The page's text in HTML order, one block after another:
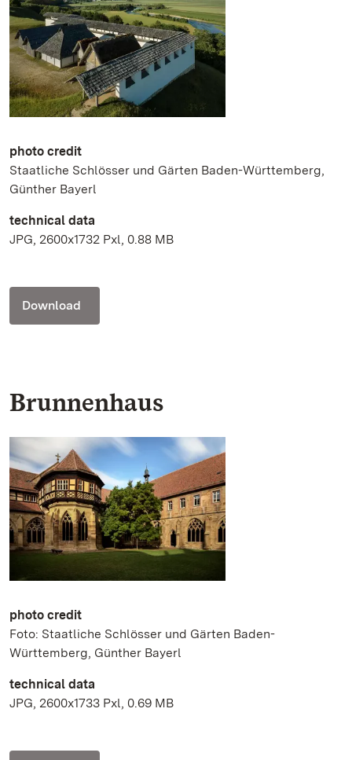
photo credit
Staatliche Schlösser und Gärten Baden-Württemberg,
Günther Bayerl
technical data
JPG, 2600x1732 Pxl, 0.88 MB
Download
Brunnenhaus
photo credit
Foto: Staatliche Schlösser und Gärten Baden-
Württemberg, Günther Bayerl
technical data
JPG, 2600x1733 Pxl, 0.69 MB